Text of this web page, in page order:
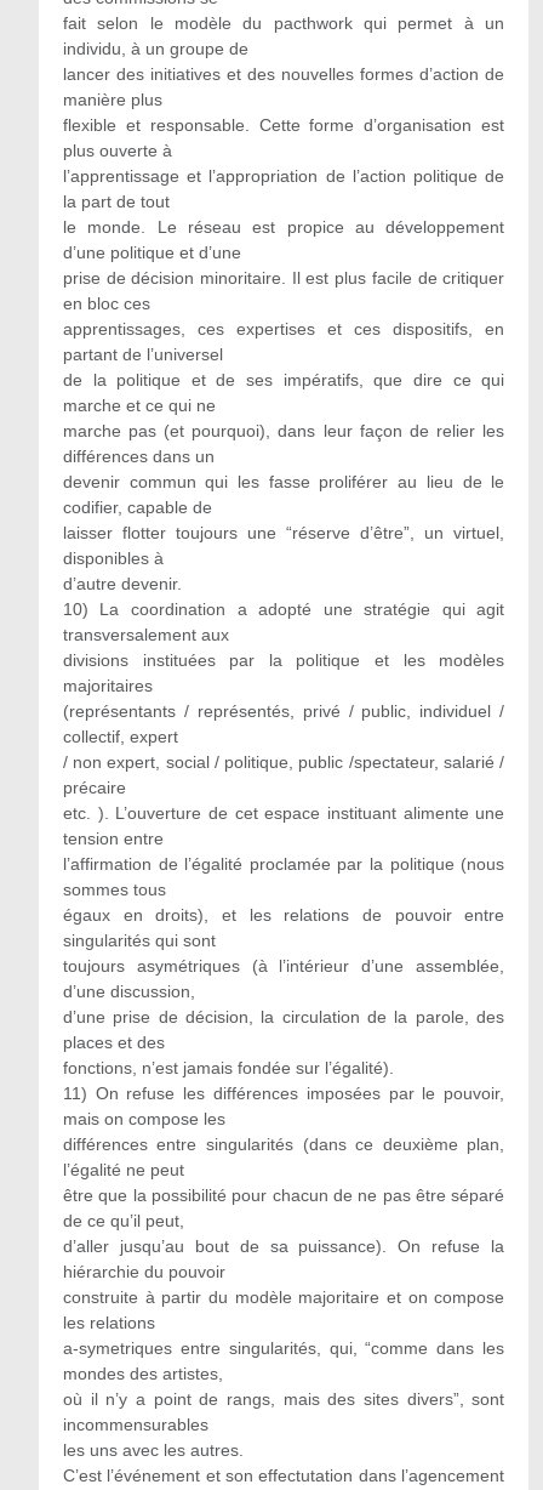
fait selon le modèle du pacthwork qui permet à un
individu, à un groupe de
lancer des initiatives et des nouvelles formes d’action de
manière plus
flexible et responsable. Cette forme d’organisation est
plus ouverte à
l’apprentissage et l’appropriation de l’action politique de
la part de tout
le monde. Le réseau est propice au développement
d’une politique et d’une
prise de décision minoritaire. Il est plus facile de critiquer
en bloc ces
apprentissages, ces expertises et ces dispositifs, en
partant de l’universel
de la politique et de ses impératifs, que dire ce qui
marche et ce qui ne
marche pas (et pourquoi), dans leur façon de relier les
différences dans un
devenir commun qui les fasse proliférer au lieu de le
codifier, capable de
laisser flotter toujours une “réserve d’être”, un virtuel,
disponibles à
d’autre devenir.
10) La coordination a adopté une stratégie qui agit
transversalement aux
divisions instituées par la politique et les modèles
majoritaires
(représentants / représentés, privé / public, individuel /
collectif, expert
/ non expert, social / politique, public /spectateur, salarié /
précaire
etc. ). L’ouverture de cet espace instituant alimente une
tension entre
l’affirmation de l’égalité proclamée par la politique (nous
sommes tous
égaux en droits), et les relations de pouvoir entre
singularités qui sont
toujours asymétriques (à l’intérieur d’une assemblée,
d’une discussion,
d’une prise de décision, la circulation de la parole, des
places et des
fonctions, n’est jamais fondée sur l’égalité).
11) On refuse les différences imposées par le pouvoir,
mais on compose les
différences entre singularités (dans ce deuxième plan,
l’égalité ne peut
être que la possibilité pour chacun de ne pas être séparé
de ce qu’il peut,
d’aller jusqu’au bout de sa puissance). On refuse la
hiérarchie du pouvoir
construite à partir du modèle majoritaire et on compose
les relations
a-symetriques entre singularités, qui, “comme dans les
mondes des artistes,
où il n’y a point de rangs, mais des sites divers”, sont
incommensurables
les uns avec les autres.
C’est l’événement et son effectutation dans l’agencement